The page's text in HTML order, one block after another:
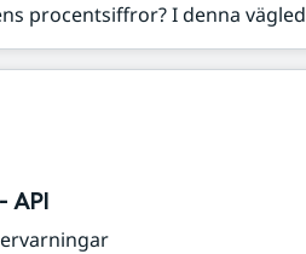
procentsiffror? I denna
API